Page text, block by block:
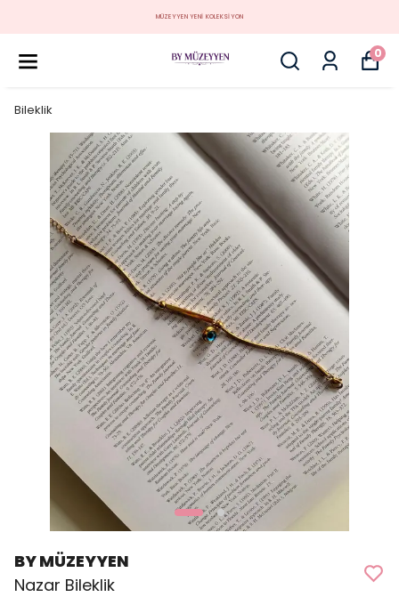
MÜZEYYEN YENİ KOLEKSİYON
0
Bileklik
BY MÜZEYYEN
Nazar Bileklik